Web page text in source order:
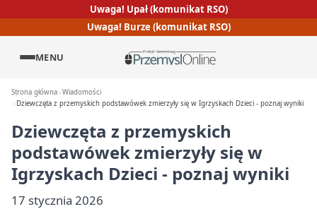
Uwaga! Upał (komunikat RSO)
Uwaga! Burze (komunikat RSO)
MENU
Strona główna Wiadomości
Dziewczęta z przemyskich podstawówek zmierzyły się w Igrzyskach Dzieci - poznaj wyniki
Dziewczęta z przemyskich
podstawówek zmierzyły się w
Igrzyskach Dzieci - poznaj wyniki
17 stycznia 2026